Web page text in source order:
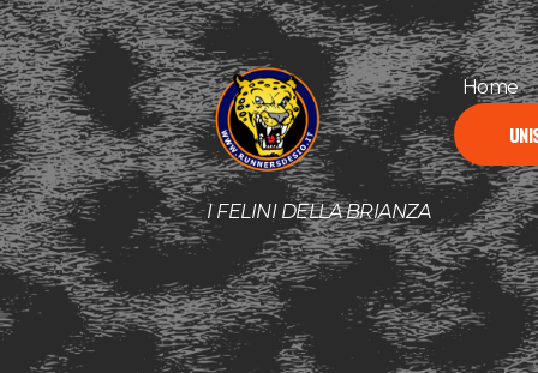
I FELINI DELLA BRIANZA
Home